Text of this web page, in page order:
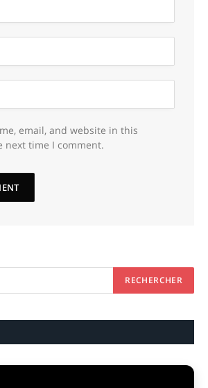
email, and website in this
next time I comment.